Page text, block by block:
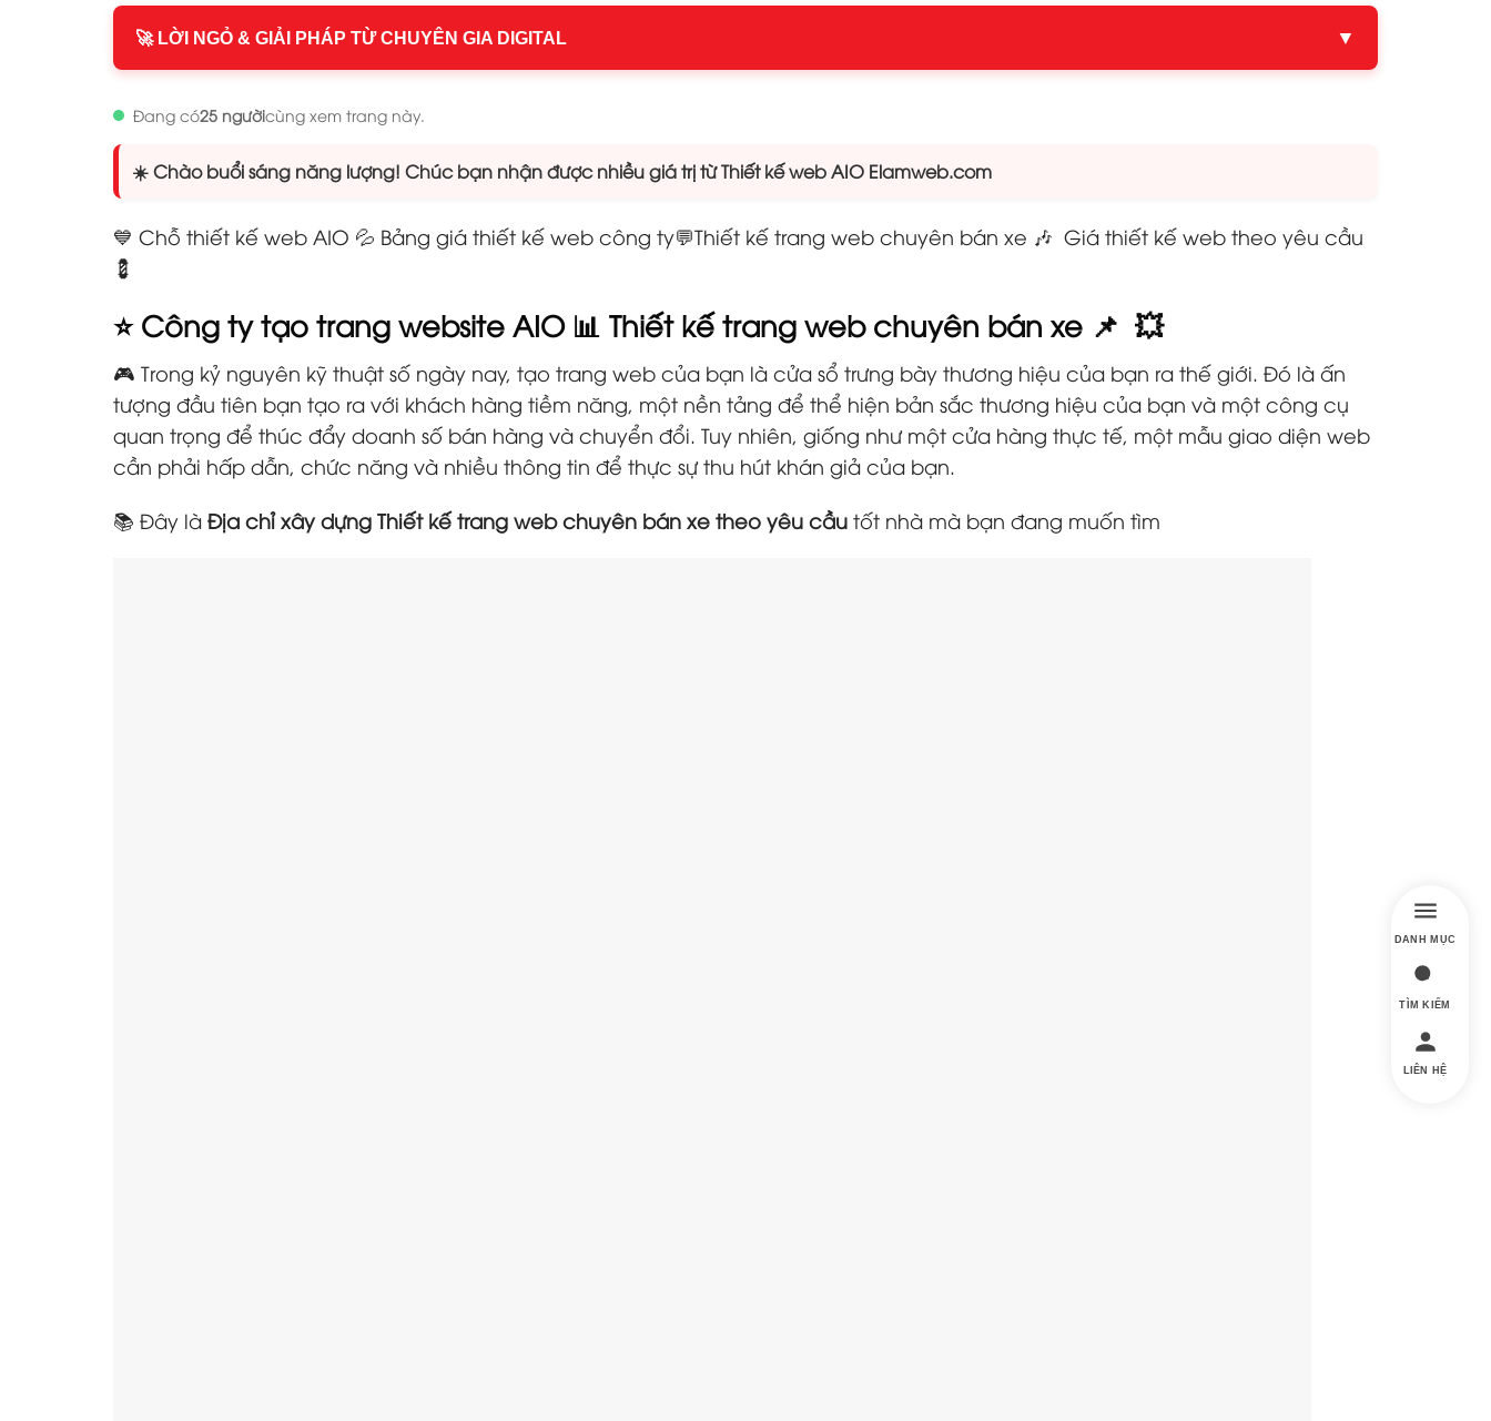
🚀 LỜI NGỎ & GIẢI PHÁP TỪ CHUYÊN GIA DIGITAL ▼
Đang có25 ngườicùng xem trang này.
☀️ Chào buổi sáng năng lượng! Chúc bạn nhận được nhiều giá trị từ Thiết kế web AIO Elamweb.com
💙 Chỗ thiết kế web AIO 💦 Bảng giá thiết kế web công ty💬Thiết kế trang web chuyên bán xe 🎶 Giá thiết kế web theo yêu cầu
💈
⭐ Công ty tạo trang website AIO 📊 Thiết kế trang web chuyên bán xe 📌 💥
🎮 Trong kỷ nguyên kỹ thuật số ngày nay, tạo trang web của bạn là cửa sổ trưng bày thương hiệu của bạn ra thế giới. Đó là ấn
tượng đầu tiên bạn tạo ra với khách hàng tiềm năng, một nền tảng để thể hiện bản sắc thương hiệu của bạn và một công cụ
quan trọng để thúc đẩy doanh số bán hàng và chuyển đổi. Tuy nhiên, giống như một cửa hàng thực tế, một mẫu giao diện web
cần phải hấp dẫn, chức năng và nhiều thông tin để thực sự thu hút khán giả của bạn.
📚 Đây là Địa chỉ xây dựng Thiết kế trang web chuyên bán xe theo yêu cầu tốt nhà mà bạn đang muốn tìm
DANH MỤC
TÌM KIẾM
LIÊN HỆ